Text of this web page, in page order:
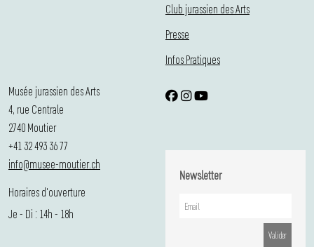
Club jurassien des Arts
Presse
Infos Pratiques
Musée jurassien des Arts
4, rue Centrale
2740 Moutier
+41 32 493 36 77
info@musee-moutier.ch
Horaires d'ouverture
Je - Di : 14h - 18h
Newsletter